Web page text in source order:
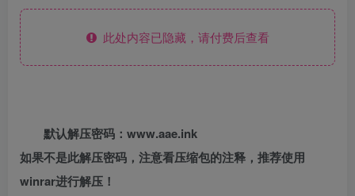
此处内容已隐藏，请付费后查看
默认解压密码：www.aae.ink
如果不是此解压密码，注意看压缩包的注释，推荐使用
winrar进行解压！